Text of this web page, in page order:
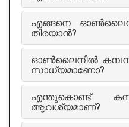
എങ്ങനെ ഓൺലൈൻ
തിരയാൻ?
ഓൺലൈനിൽ കമ്പനി
സാധ്യമാണോ?
എന്തുകൊണ്ട്
ആവശ്യമാണ്?